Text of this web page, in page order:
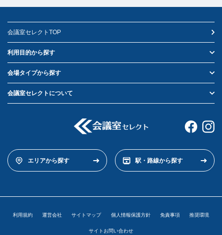
会議室セレクトTOP
利用目的から探す
会場タイプから探す
会議室セレクトについて
エリアから探す 駅・路線から探す
利用規約 運営会社 サイトマップ 個人情報保護方針 免責事項 推奨環境
サイトお問い合わせ